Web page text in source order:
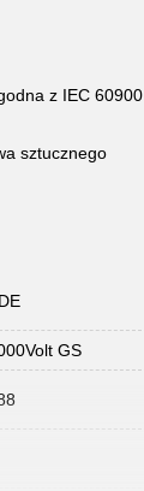
z IEC 60900
sztucznego
GS